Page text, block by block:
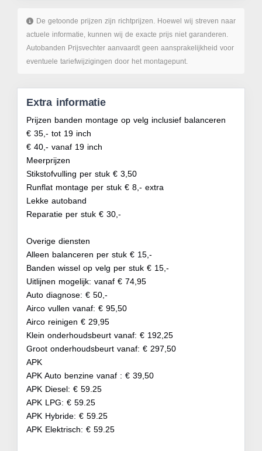
De getoonde prijzen zijn richtprijzen. Hoewel wij streven naar
actuele informatie, kunnen wij de exacte prijs niet garanderen.
Autobanden Prijsvechter aanvaardt geen aansprakelijkheid voor
eventuele tariefwijzigingen door het montagepunt.
Extra informatie
Prijzen banden montage op velg inclusief balanceren
€ 35,- tot 19 inch
€ 40,- vanaf 19 inch
Meerprijzen
Stikstofvulling per stuk € 3,50
Runflat montage per stuk € 8,- extra
Lekke autoband
Reparatie per stuk € 30,-
Overige diensten
Alleen balanceren per stuk € 15,-
Banden wissel op velg per stuk € 15,-
Uitlijnen mogelijk: vanaf € 74,95
Auto diagnose: € 50,-
Airco vullen vanaf: € 95,50
Airco reinigen € 29,95
Klein onderhoudsbeurt vanaf: € 192,25
Groot onderhoudsbeurt vanaf: € 297,50
APK
APK Auto benzine vanaf : € 39,50
APK Diesel: € 59.25
APK LPG: € 59.25
APK Hybride: € 59.25
APK Elektrisch: € 59.25